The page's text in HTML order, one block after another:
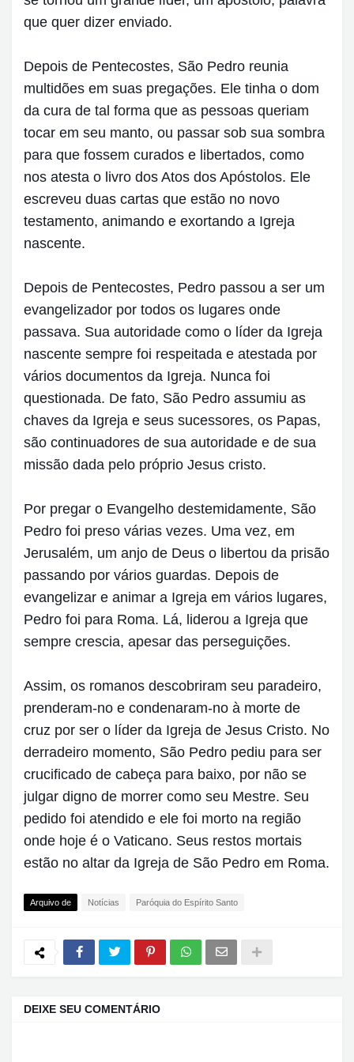
que quer dizer enviado.
Depois de Pentecostes, São Pedro reunia
multidões em suas pregações. Ele tinha o dom
da cura de tal forma que as pessoas queriam
tocar em seu manto, ou passar sob sua sombra
para que fossem curados e libertados, como
nos atesta o livro dos Atos dos Apóstolos. Ele
escreveu duas cartas que estão no novo
testamento, animando e exortando a Igreja
nascente.
Depois de Pentecostes, Pedro passou a ser um
evangelizador por todos os lugares onde
passava. Sua autoridade como o líder da Igreja
nascente sempre foi respeitada e atestada por
vários documentos da Igreja. Nunca foi
questionada. De fato, São Pedro assumiu as
chaves da Igreja e seus sucessores, os Papas,
são continuadores de sua autoridade e de sua
missão dada pelo próprio Jesus cristo.
Por pregar o Evangelho destemidamente, São
Pedro foi preso várias vezes. Uma vez, em
Jerusalém, um anjo de Deus o libertou da prisão
passando por vários guardas. Depois de
evangelizar e animar a Igreja em vários lugares,
Pedro foi para Roma. Lá, liderou a Igreja que
sempre crescia, apesar das perseguições.
Assim, os romanos descobriram seu paradeiro,
prenderam-no e condenaram-no à morte de
cruz por ser o líder da Igreja de Jesus Cristo. No
derradeiro momento, São Pedro pediu para ser
crucificado de cabeça para baixo, por não se
julgar digno de morrer como seu Mestre. Seu
pedido foi atendido e ele foi morto na região
onde hoje é o Vaticano. Seus restos mortais
estão no altar da Igreja de São Pedro em Roma.
Arquivo de Notícias Paróquia do Espírito Santo
DEIXE SEU COMENTÁRIO